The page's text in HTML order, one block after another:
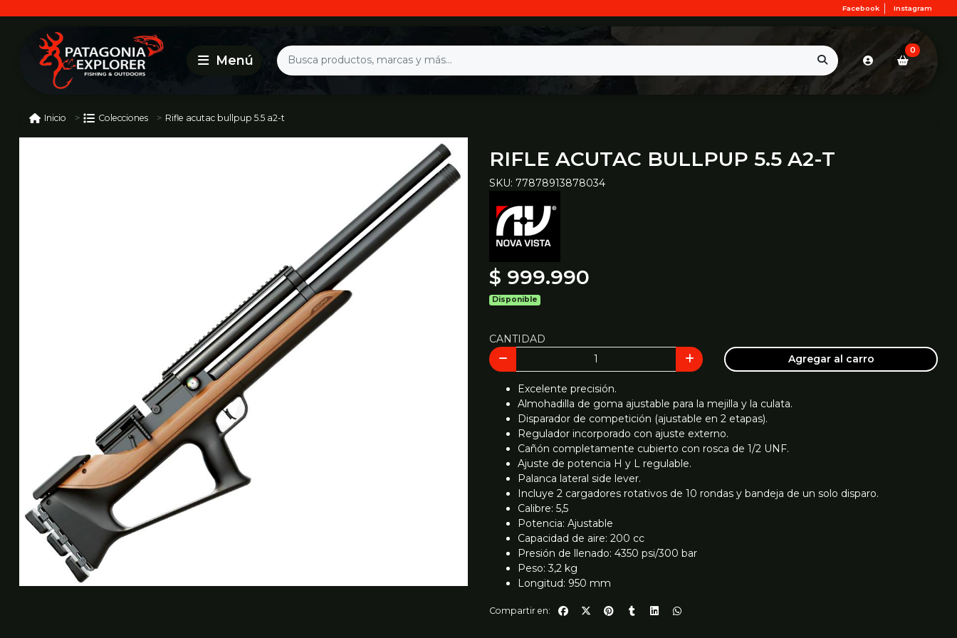
Facebook Instagram
0
Inicio Colecciones Rifle acutac bullpup 5.5 a2-t
RIFLE ACUTAC BULLPUP 5.5 A2-T
SKU: 77878913878034
$ 999.990
Disponible
CANTIDAD
Agregar al carro
Excelente precisión.
Almohadilla de goma ajustable para la mejilla y la culata.
Disparador de competición (ajustable en 2 etapas).
Regulador incorporado con ajuste externo.
Cañón completamente cubierto con rosca de 1/2 UNF.
Ajuste de potencia H y L regulable.
Palanca lateral side lever.
Incluye 2 cargadores rotativos de 10 rondas y bandeja de un solo disparo.
Calibre: 5,5
Potencia: Ajustable
Capacidad de aire: 200 cc
Presión de llenado: 4350 psi/300 bar
Peso: 3,2 kg
Longitud: 950 mm
Compartir en: